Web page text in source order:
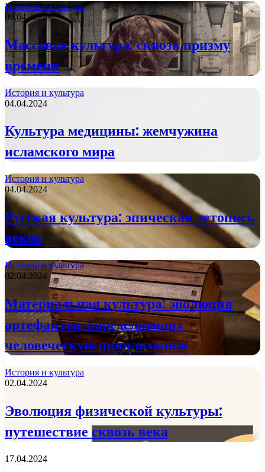
История и культура
09.04.2024
Массовая культура: сквозь призму
времени
История и культура
04.04.2024
Культура медицины: жемчужина
исламского мира
История и культура
04.04.2024
Русская культура: эпическая летопись
веков
История и культура
02.04.2024
Материальная культура: эволюция
артефактов, определяющих
человеческую цивилизацию
История и культура
02.04.2024
Эволюция физической культуры:
путешествие сквозь века
17.04.2024